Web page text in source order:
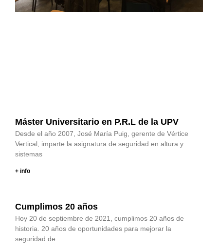
Máster Universitario en P.R.L de la UPV
Desde el año 2007, José María Puig, gerente de Vértice
Vertical, imparte la asignatura de seguridad en altura y
sistemas
+ info
Cumplimos 20 años
Hoy 20 de septiembre de 2021, cumplimos 20 años de
historia. 20 años de oportunidades para mejorar la
seguridad de